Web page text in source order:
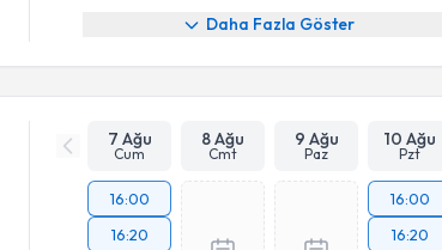
Daha Fazla Göster
7 Ağu
Cum
8 Ağu
Cmt
9 Ağu
Paz
10 Ağu
Pzt
16:00
16:20
16:00
16:20